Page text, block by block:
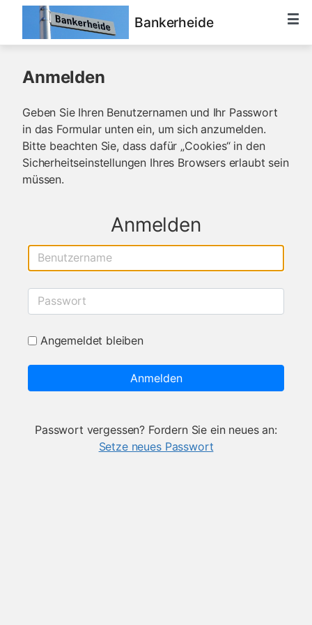
Bankerheide
Anmelden
Geben Sie Ihren Benutzernamen und Ihr Passwort
in das Formular unten ein, um sich anzumelden.
Bitte beachten Sie, dass dafür „Cookies“ in den
Sicherheitseinstellungen Ihres Browsers erlaubt sein
müssen.
Anmelden
Benutzername
Passwort
Angemeldet bleiben
Anmelden
Passwort vergessen? Fordern Sie ein neues an:
Setze neues Passwort